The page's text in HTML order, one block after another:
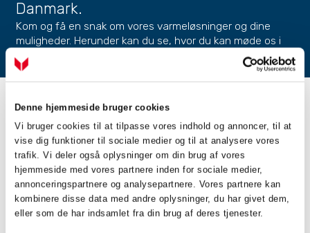
Denne hjemmeside bruger cookies
Vi bruger cookies til at tilpasse vores indhold og annoncer, til at
vise dig funktioner til sociale medier og til at analysere vores
trafik. Vi deler også oplysninger om din brug af vores
hjemmeside med vores partnere inden for sociale medier,
annonceringspartnere og analysepartnere. Vores partnere kan
kombinere disse data med andre oplysninger, du har givet dem,
eller som de har indsamlet fra din brug af deres tjenester.
Danmark.
Kom og få en snak om vores varmeløsninger og dine
muligheder. Herunder kan du se, hvor du kan møde os i
den nærmeste fremtid.
29. august 2026
10.00-16.00